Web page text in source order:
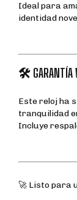
Ideal para
identidad
🛠️ GARANTÍA
Este reloj ha
tranquilidad
Incluye
🚀 Listo para